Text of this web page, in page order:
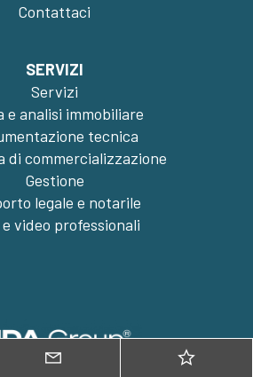
Contattaci
SERVIZI
Servizi
e analisi immobiliare
tecnica
di commercializzazione
Gestione
legale e notarile
video professionali